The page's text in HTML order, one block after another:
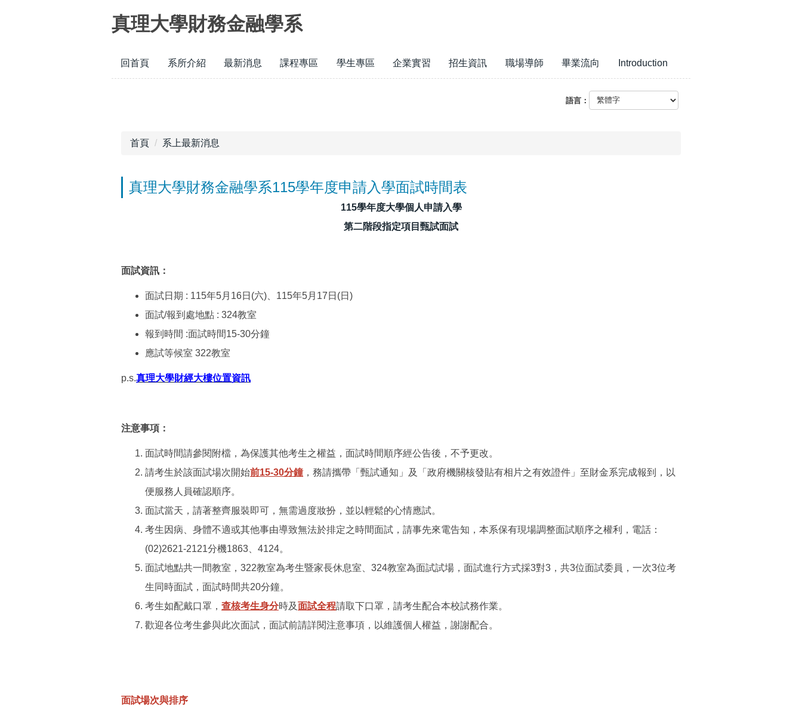
真理大學財務金融學系
回首頁 系所介紹 最新消息 課程專區 學生專區 企業實習 招生資訊 職場導師 畢業流向 Introduction
語言：
首頁 系上最新消息
真理大學財務金融學系115學年度申請入學面試時間表
115學年度大學個人申請入學
第二階段指定項目甄試面試
面試資訊：
面試日期 : 115年5月16日(六)、115年5月17日(日)
面試/報到處地點 : 324教室
報到時間 :面試時間15-30分鐘
應試等候室 322教室
p.s.真理大學財經大樓位置資訊
注意事項：
面試時間請參閱附檔，為保護其他考生之權益，面試時間順序經公告後，不予更改。
請考生於該面試場次開始前15-30分鐘，務請攜帶「甄試通知」及「政府機關核發貼有相片之有效證件」至財金系完成報到，以
便服務人員確認順序。
面試當天，請著整齊服裝即可，無需過度妝扮，並以輕鬆的心情應試。
考生因病、身體不適或其他事由導致無法於排定之時間面試，請事先來電告知，本系保有現場調整面試順序之權利，電話：
(02)2621-2121分機1863、4124。
面試地點共一間教室，322教室為考生暨家長休息室、324教室為面試試場，面試進行方式採3對3，共3位面試委員，一次3位考
生同時面試，面試時間共20分鐘。
考生如配戴口罩， 查核考生身分時及面試全程請取下口罩，請考生配合本校試務作業。
歡迎各位考生參與此次面試，面試前請詳閱注意事項，以維護個人權益，謝謝配合。
面試場次與排序